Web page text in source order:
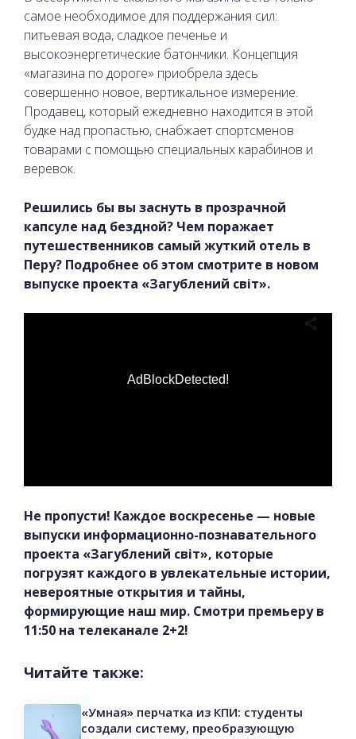
самое необходимое для поддержания сил:
питьевая вода, сладкое печенье и
высокоэнергетические батончики. Концепция
«магазина по дороге» приобрела здесь
совершенно новое, вертикальное измерение.
Продавец, который ежедневно находится в этой
будке над пропастью, снабжает спортсменов
товарами с помощью специальных карабинов и
веревок.
Решились бы вы заснуть в прозрачной
капсуле над бездной? Чем поражает
путешественников самый жуткий отель в
Перу? Подробнее об этом смотрите в новом
выпуске проекта «Загублений світ».
AdBlockDetected!
Не пропусти! Каждое воскресенье — новые
выпуски информационно-познавательного
проекта «Загублений світ», которые
погрузят каждого в увлекательные истории,
невероятные открытия и тайны,
формирующие наш мир. Смотри премьеру в
11:50 на телеканале 2+2!
Читайте также:
«Умная» перчатка из КПИ: студенты
создали систему, преобразующую